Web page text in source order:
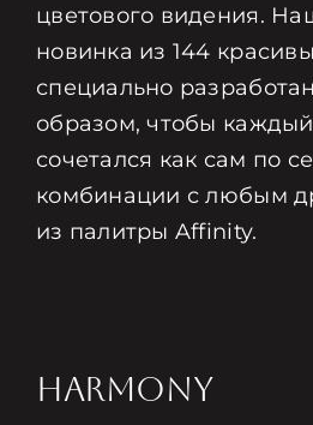
цветового видения.
новинка из 144
специально
образом, чтобы
сочетался как сам по
комбинации с любым
из палитры Affinity.
HARMONY